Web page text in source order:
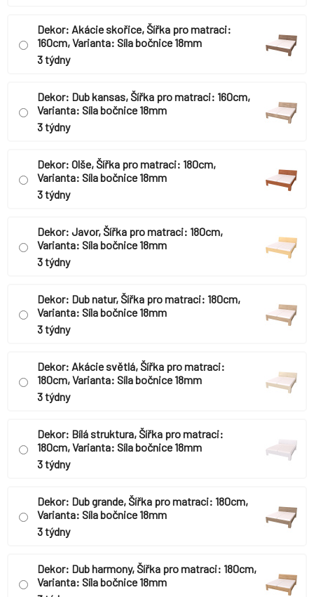
Dekor: Akácie skořice, Šířka pro matraci:
160cm, Varianta: Síla bočnice 18mm
3 týdny
Dekor: Dub kansas, Šířka pro matraci: 160cm,
Varianta: Síla bočnice 18mm
3 týdny
Dekor: Olše, Šířka pro matraci: 180cm,
Varianta: Síla bočnice 18mm
3 týdny
Dekor: Javor, Šířka pro matraci: 180cm,
Varianta: Síla bočnice 18mm
3 týdny
Dekor: Dub natur, Šířka pro matraci: 180cm,
Varianta: Síla bočnice 18mm
3 týdny
Dekor: Akácie světlá, Šířka pro matraci:
180cm, Varianta: Síla bočnice 18mm
3 týdny
Dekor: Bílá struktura, Šířka pro matraci:
180cm, Varianta: Síla bočnice 18mm
3 týdny
Dekor: Dub grande, Šířka pro matraci: 180cm,
Varianta: Síla bočnice 18mm
3 týdny
Dekor: Dub harmony, Šířka pro matraci: 180cm,
Varianta: Síla bočnice 18mm